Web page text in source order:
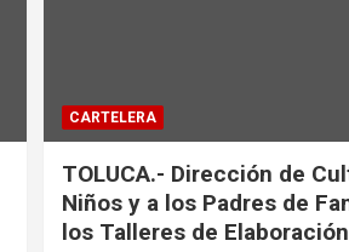
CARTELERA
TOLUCA.- Dirección de
Niños y a los Padres de
los Talleres de